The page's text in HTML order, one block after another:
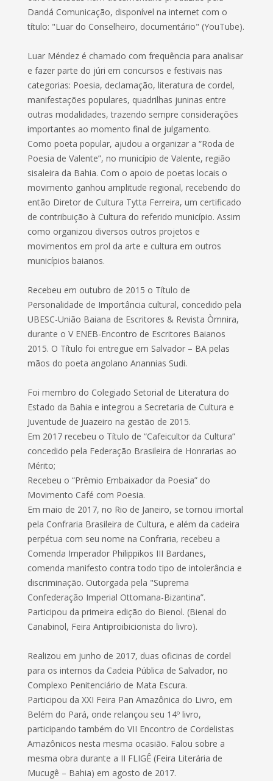
Dandá Comunicação, disponível na internet com o
título: "Luar do Conselheiro, documentário" (YouTube).
Luar Méndez é chamado com frequência para analisar
e fazer parte do júri em concursos e festivais nas
categorias: Poesia, declamação, literatura de cordel,
manifestações populares, quadrilhas juninas entre
outras modalidades, trazendo sempre considerações
importantes ao momento final de julgamento.
Como poeta popular, ajudou a organizar a “Roda de
Poesia de Valente”, no município de Valente, região
sisaleira da Bahia. Com o apoio de poetas locais o
movimento ganhou amplitude regional, recebendo do
então Diretor de Cultura Tytta Ferreira, um certificado
de contribuição à Cultura do referido município. Assim
como organizou diversos outros projetos e
movimentos em prol da arte e cultura em outros
municípios baianos.
Recebeu em outubro de 2015 o Título de
Personalidade de Importância cultural, concedido pela
UBESC-União Baiana de Escritores & Revista Òmnira,
durante o V ENEB-Encontro de Escritores Baianos
2015. O Título foi entregue em Salvador – BA pelas
mãos do poeta angolano Anannias Sudi.
Foi membro do Colegiado Setorial de Literatura do
Estado da Bahia e integrou a Secretaria de Cultura e
Juventude de Juazeiro na gestão de 2015.
Em 2017 recebeu o Título de “Cafeicultor da Cultura”
concedido pela Federação Brasileira de Honrarias ao
Mérito;
Recebeu o “Prêmio Embaixador da Poesia” do
Movimento Café com Poesia.
Em maio de 2017, no Rio de Janeiro, se tornou imortal
pela Confraria Brasileira de Cultura, e além da cadeira
perpétua com seu nome na Confraria, recebeu a
Comenda Imperador Philippikos III Bardanes,
comenda manifesto contra todo tipo de intolerância e
discriminação. Outorgada pela "Suprema
Confederação Imperial Ottomana-Bizantina”.
Participou da primeira edição do Bienol. (Bienal do
Canabinol, Feira Antiproibicionista do livro).
Realizou em junho de 2017, duas oficinas de cordel
para os internos da Cadeia Pública de Salvador, no
Complexo Penitenciário de Mata Escura.
Participou da XXI Feira Pan Amazônica do Livro, em
Belém do Pará, onde relançou seu 14º livro,
participando também do VII Encontro de Cordelistas
Amazônicos nesta mesma ocasião. Falou sobre a
mesma obra durante a II FLIGÊ (Feira Literária de
Mucugê – Bahia) em agosto de 2017.